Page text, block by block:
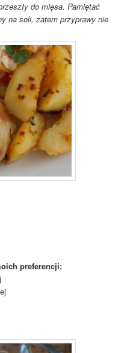
do mięsa. Pamiętać
na soli, zatem przyprawy nie
preferencji: